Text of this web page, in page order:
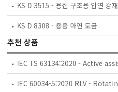
KS D 3515 - 용접 구조용 압연 강재
KS D 8308 - 용융 아연 도금
추천 상품